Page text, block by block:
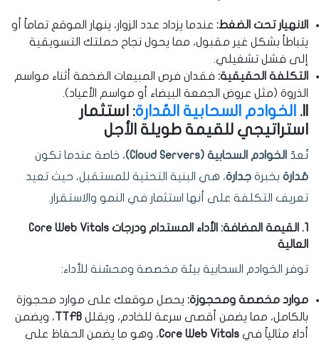
الانهيار تحت الضغط: عندما يزداد عدد الزوار، ينهار الموقع تماماً أو
يتباطأ بشكل غير مقبول، مما يحول نجاح حملتك التسويقية
إلى فشل تشغيلي.
التكلفة الحقيقية: فقدان فرص المبيعات الضخمة أثناء مواسم
الذروة (مثل عروض الجمعة البيضاء أو مواسم الأعياد).
الخوادم السحابية المُدارة: استثمار
استراتيجي للقيمة طويلة الأجل
تُعدّ الخوادم السحابية (Cloud Servers)
، خاصة عندما تكون
مُدارة بخبرة جدارة، هي البنية التحتية للمستقبل، حيث تعيد
تعريف التكلفة على أنها استثمار في النمو والاستقرار.
1. القيمة المضافة: الأداء المستدام ودرجات Core Web Vitals
العالية
توفر الخوادم السحابية بيئة مخصصة ومحسّنة للأداء:
موارد مخصصة ومحجوزة: يحصل موقعك على موارد محجوزة
بالكامل، مما يضمن أقصى سرعة للخادم، ويقلل TTFB، ويضمن
أداءً مثالياً في Core Web Vitals، وهو ما يضمن الحفاظ على